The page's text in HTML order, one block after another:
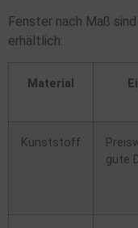
Fenster nach Maß
erhältlich:
Material
Kunststoff
gute